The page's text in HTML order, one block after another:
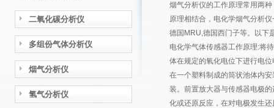
二氧化碳分析仪
多组份气体分析仪
烟气分析仪
氢气分析仪
烟气分析仪的工作原理常用两
原理相结合，电化学烟气分析
德国MRU,德国西门子等。以下
电化学气体传感器工作原理:将
体在规定的氧化电位下进行电
在一个塑料制成的筒状池体内
装。前置放大器与传感器电极
化或还原反应，在对电极发生